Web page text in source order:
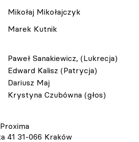
Mikołaj Mikołajczyk
Marek Kutnik
Paweł Sanakiewicz, (Lukrecja)
Edward Kalisz (Patrycja)
Dariusz Maj
Krystyna Czubówna (głos)
41 31-066 Kraków